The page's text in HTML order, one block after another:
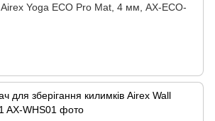
Yoga ECO Pro Mat, 4 мм, AX-ECO-